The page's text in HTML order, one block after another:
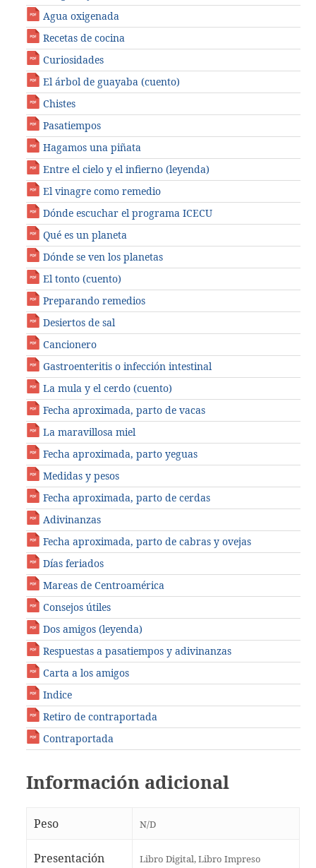
Agua oxigenada
Recetas de cocina
Curiosidades
El árbol de guayaba (cuento)
Chistes
Pasatiempos
Hagamos una piñata
Entre el cielo y el infierno (leyenda)
El vinagre como remedio
Dónde escuchar el programa ICECU
Qué es un planeta
Dónde se ven los planetas
El tonto (cuento)
Preparando remedios
Desiertos de sal
Cancionero
Gastroenteritis o infección intestinal
La mula y el cerdo (cuento)
Fecha aproximada, parto de vacas
La maravillosa miel
Fecha aproximada, parto yeguas
Medidas y pesos
Fecha aproximada, parto de cerdas
Adivinanzas
Fecha aproximada, parto de cabras y ovejas
Días feriados
Mareas de Centroamérica
Consejos útiles
Dos amigos (leyenda)
Respuestas a pasatiempos y adivinanzas
Carta a los amigos
Indice
Retiro de contraportada
Contraportada
Información adicional
Peso N/D
Presentación Libro Digital, Libro Impreso